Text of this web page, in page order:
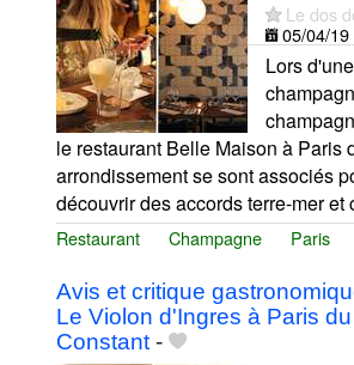
Le dos
05/04/19
Lors
le restaurant Belle Maison à Paris
arrondissement se sont associés
découvrir des accords terre-mer
Restaurant Champagne Paris
Avis et critique
Le Violon d'Ingres à Paris
Constant-